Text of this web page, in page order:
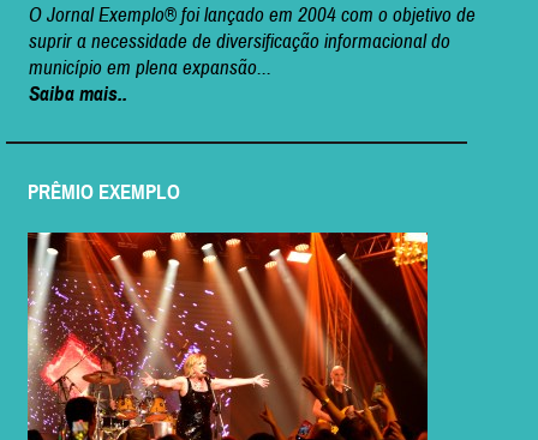
O Jornal Exemplo® foi lançado em 2004 com o objetivo de
suprir a necessidade de diversificação informacional do
município em plena expansão...
Saiba mais..
PRÊMIO EXEMPLO